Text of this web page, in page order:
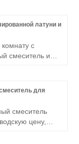
латуни и
с
смеситель из
для
смеситель
цену,